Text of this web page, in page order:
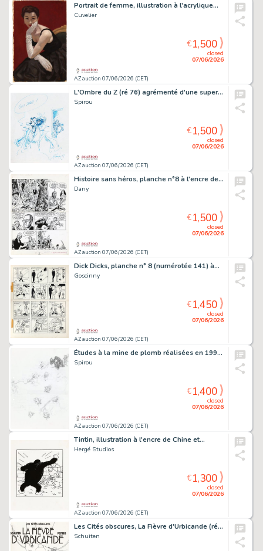
Portrait de femme, illustration à l'acrylique…
Cuvelier
AZ auction 07/06/2026 (CET)
closed
07/06/2026
€1,500
L'Ombre du Z (ré 76) agrémenté d'une superbe…
Spirou
AZ auction 07/06/2026 (CET)
closed
07/06/2026
€1,500
Histoire sans héros, planche n°8 à l'encre de…
Dany
AZ auction 07/06/2026 (CET)
closed
07/06/2026
€1,500
Dick Dicks, planche n° 8 (numérotée 141) à…
Goscinny
AZ auction 07/06/2026 (CET)
closed
07/06/2026
€1,450
Études à la mine de plomb réalisées en 1993…
Spirou
AZ auction 07/06/2026 (CET)
closed
07/06/2026
€1,400
Tintin, illustration à l'encre de Chine et…
Hergé Studios
AZ auction 07/06/2026 (CET)
closed
07/06/2026
€1,300
Les Cités obscures, La Fièvre d'Urbicande (ré…
Schuiten